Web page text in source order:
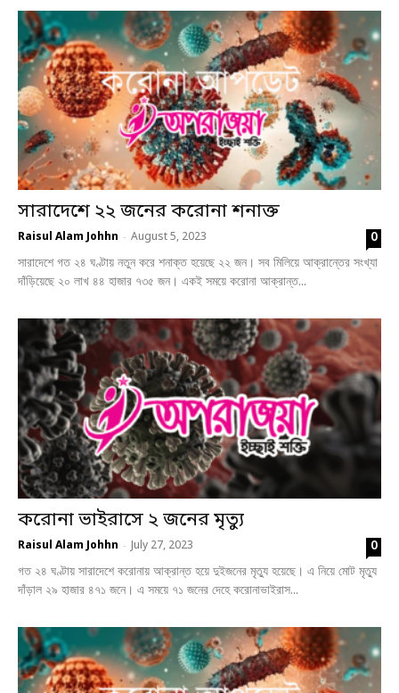
সারাদেশে ২২ জনের করোনা শনাক্ত
Raisul Alam Johhn - August 5, 2023
0
সারাদেশে গত ২৪ ঘণ্টায় নতুন করে শনাক্ত হয়েছে ২২ জন। সব মিলিয়ে আক্রান্তের সংখ্যা
দাঁড়িয়েছে ২০ লাখ ৪৪ হাজার ৭৩৫ জন। একই সময়ে করোনা আক্রান্ত...
করোনা ভাইরাসে ২ জনের মৃত্যু
Raisul Alam Johhn - July 27, 2023
0
গত ২৪ ঘণ্টায় সারাদেশে করোনায় আক্রান্ত হয়ে দুইজনের মৃত্যু হয়েছে। এ নিয়ে মোট মৃত্যু
দাঁড়াল ২৯ হাজার ৪৭১ জনে। এ সময়ে ৭১ জনের দেহে করোনাভাইরাস...